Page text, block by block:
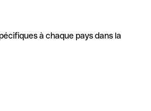
à chaque pays dans la